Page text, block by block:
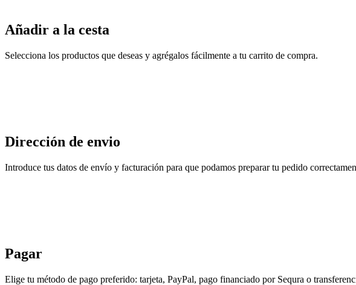
Añadir a la cesta
Selecciona los productos que deseas y agrégalos fácilmente a tu carrito de compra.
Dirección de envio
Introduce tus datos de envío y facturación para que podamos preparar tu pedido
Pagar
Elige tu método de pago preferido: tarjeta, PayPal, pago financiado por Sequra o